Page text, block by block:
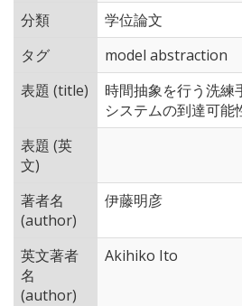
分類
学位論文
タグ
model abstraction
表題 (title)
時間抽象を行う洗練
システムの到達可能
表題 (英
文)
著者名
(author)
伊藤明彦
英文著者
名
(author)
Akihiko Ito